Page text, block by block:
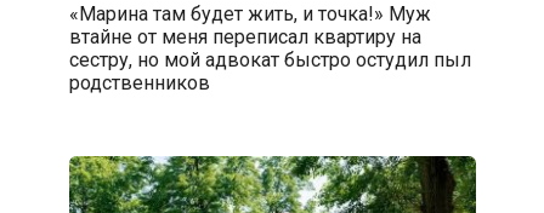
«Марина там будет жить, и точка!» Муж
втайне от меня переписал квартиру на
сестру, но мой адвокат быстро остудил пыл
родственников